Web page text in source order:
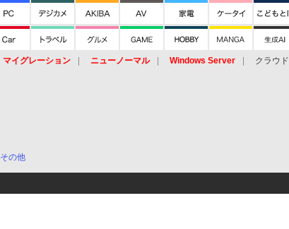
マイグレーション ニューノーマル Windows Server クラウド
その他